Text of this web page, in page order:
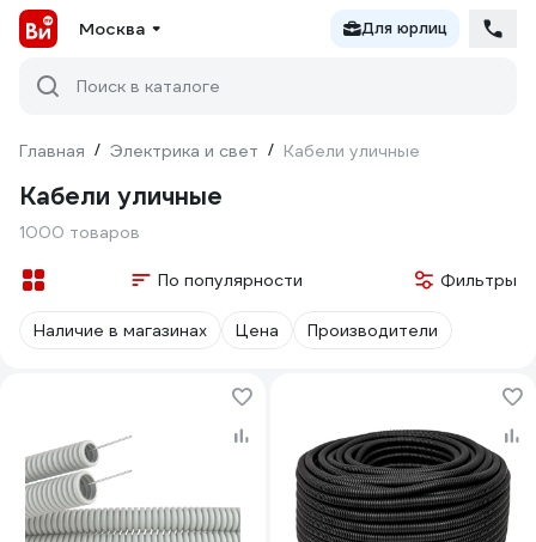
Москва Для юрлиц
Поиск в каталоге
Главная / Электрика и свет / Кабели уличные
Кабели уличные
1000 товаров
По популярности Фильтры
Наличие в магазинах Цена Производители